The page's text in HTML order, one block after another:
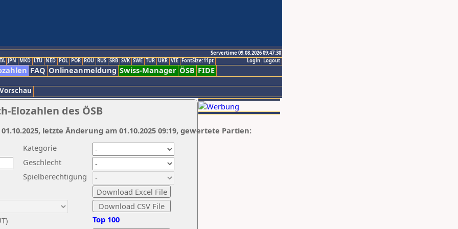
Servertime 09.08.2026 09:47:30
Logout
Login
JPN MKD LTU NED POL POR ROU RUS SRB SVK SWE TUR UKR VIE FontSize:11pt
FAQ Onlineanmeldung Swiss-Manager ÖSB FIDE
Elozahlen des ÖSB
Kategorie
Geschlecht
Spielberechtigung
Top 100
letzte Änderung am 01.10.2025 09:19, gewertete Partien: